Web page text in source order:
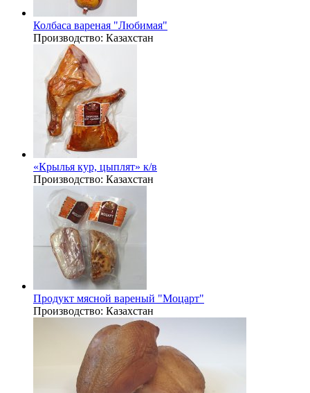
Колбаса вареная "Любимая"
Производство: Казахстан
«Крылья кур, цыплят» к/в
Производство: Казахстан
Продукт мясной вареный "Моцарт"
Производство: Казахстан